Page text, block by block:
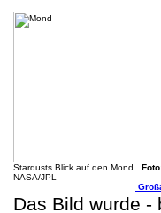
Stardusts Blick auf den Mond.
NASA/JPL
Das Bild wurde -